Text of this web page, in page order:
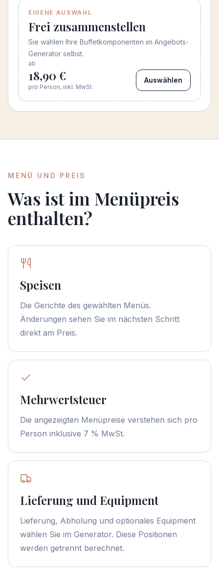
EIGENE AUSWAHL
Frei zusammenstellen
Sie wählen Ihre Buffetkomponenten im Angebots-
Generator selbst.
ab
18,90 €
pro Person, inkl. MwSt.
Auswählen
MENÜ UND PREIS
Was ist im Menüpreis
enthalten?
Speisen
Die Gerichte des gewählten Menüs.
Änderungen sehen Sie im nächsten Schritt
direkt am Preis.
Mehrwertsteuer
Die angezeigten Menüpreise verstehen sich pro
Person inklusive 7 % MwSt.
Lieferung und Equipment
Lieferung, Abholung und optionales Equipment
wählen Sie im Generator. Diese Positionen
werden getrennt berechnet.